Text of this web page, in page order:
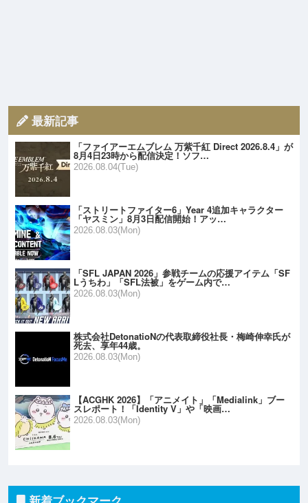
最新記事
「ファイアーエムブレム 万紫千紅 Direct 2026.8.4」が
8月4日23時から配信決定！ソフ…
2026.08.04(Tue)
「ストリートファイター6」Year 4追加キャラクター
「ヤスミン」8月3日配信開始！アッ…
2026.08.03(Mon)
「SFL JAPAN 2026」参戦チームの応援アイテム「SF
Lうちわ」「SFL法被」をゲーム内で…
2026.08.03(Mon)
株式会社DetonatioNの代表取締役社長・梅崎伸幸氏が
死去、享年44歳。
2026.08.03(Mon)
【ACGHK 2026】「アニメイト」「Medialink」ブー
スレポート！「Identity V」や「映画…
2026.08.03(Mon)